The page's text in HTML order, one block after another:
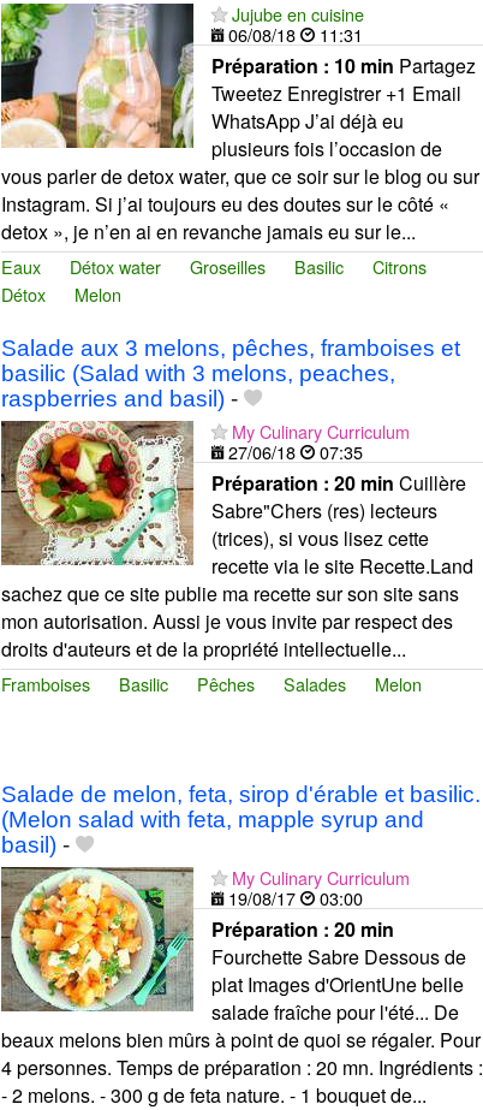
Jujube en cuisine
06/08/18
11:31
Préparation : 10 min Partagez
Tweetez Enregistrer +1 Email
WhatsApp J’ai déjà eu
plusieurs fois l’occasion de
vous parler de detox water, que ce soir sur le blog ou sur
Instagram. Si j’ai toujours eu des doutes sur le côté «
detox », je n’en ai en revanche jamais eu sur le...
Eaux Détox water Groseilles Basilic
Citrons
Détox
Melon
Salade aux 3 melons, pêches, framboises et
basilic (Salad with 3 melons, peaches,
raspberries and basil)-
My Culinary Curriculum
27/06/18
07:35
Préparation : 20 min Cuillère
Sabre"Chers (res) lecteurs
(trices), si vous lisez cette
recette via le site Recette.Land
sachez que ce site publie ma recette sur son site sans
mon autorisation. Aussi je vous invite par respect des
droits d'auteurs et de la propriété intellectuelle...
Framboises Basilic Pêches Salades Melon
Salade de melon, feta, sirop d'érable et basilic.
(Melon salad with feta, mapple syrup and
basil)-
My Culinary Curriculum
19/08/17
03:00
Préparation : 20 min
Fourchette Sabre Dessous de
plat Images d'OrientUne belle
salade fraîche pour l'été... De
beaux melons bien mûrs à point de quoi se régaler. Pour
4 personnes. Temps de préparation : 20 mn. Ingrédients :
- 2 melons. - 300 g de feta nature. - 1 bouquet de...